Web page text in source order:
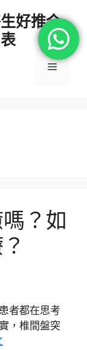
好推介
選
？如
者都在思考
，椎間盤突